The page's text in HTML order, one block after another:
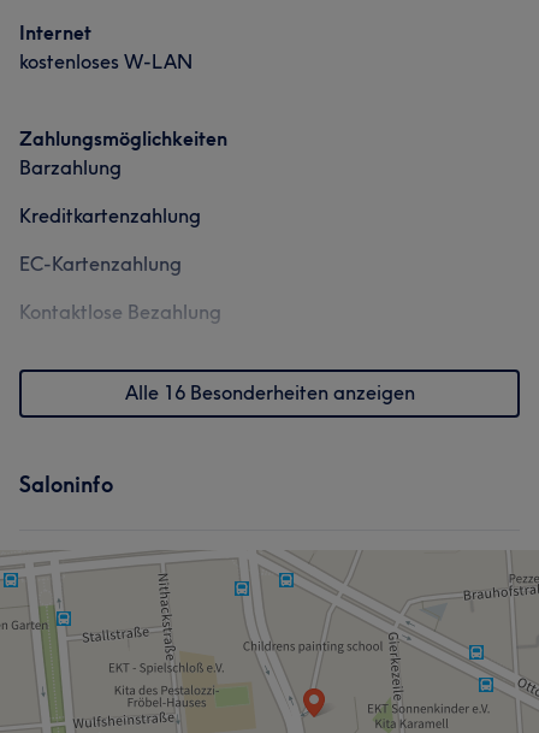
Internet
kostenloses W-LAN
Zahlungsmöglichkeiten
Barzahlung
Kreditkartenzahlung
EC-Kartenzahlung
Kontaktlose Bezahlung
Alle 16 Besonderheiten anzeigen
Saloninfo